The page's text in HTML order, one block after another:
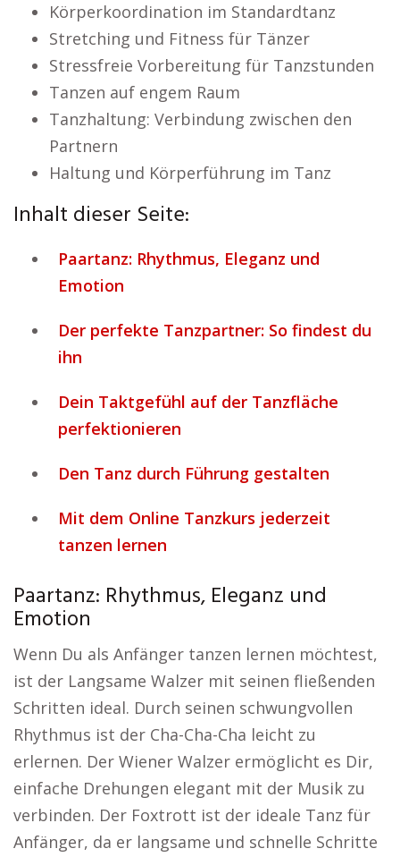
Körperkoordination im Standardtanz
Stretching und Fitness für Tänzer
Stressfreie Vorbereitung für Tanzstunden
Tanzen auf engem Raum
Tanzhaltung: Verbindung zwischen den
Partnern
Haltung und Körperführung im Tanz
Inhalt dieser Seite:
Paartanz: Rhythmus, Eleganz und
Emotion
Der perfekte Tanzpartner: So findest du
ihn
Dein Taktgefühl auf der Tanzfläche
perfektionieren
Den Tanz durch Führung gestalten
Mit dem Online Tanzkurs jederzeit
tanzen lernen
Paartanz: Rhythmus, Eleganz und
Emotion
Wenn Du als Anfänger tanzen lernen möchtest,
ist der Langsame Walzer mit seinen fließenden
Schritten ideal. Durch seinen schwungvollen
Rhythmus ist der Cha-Cha-Cha leicht zu
erlernen. Der Wiener Walzer ermöglicht es Dir,
einfache Drehungen elegant mit der Musik zu
verbinden. Der Foxtrott ist der ideale Tanz für
Anfänger, da er langsame und schnelle Schritte